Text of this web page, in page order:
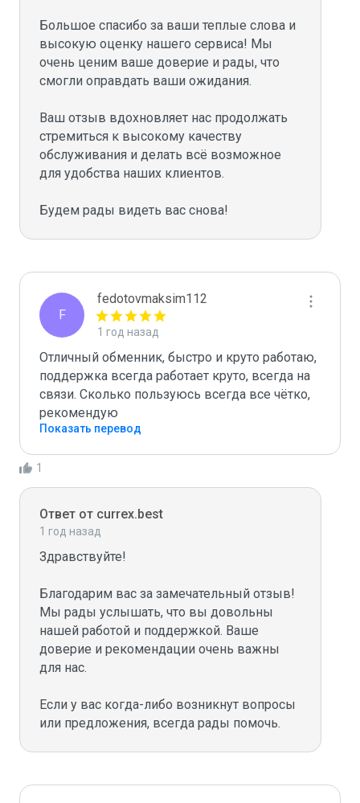
Большое спасибо за ваши теплые слова и
высокую оценку нашего сервиса! Мы
очень ценим ваше доверие и рады, что
смогли оправдать ваши ожидания.
Ваш отзыв вдохновляет нас продолжать
стремиться к высокому качеству
обслуживания и делать всё возможное
для удобства наших клиентов.
Будем рады видеть вас снова!
F
fedotovmaksim112
1 год назад
Отличный обменник, быстро и круто работаю,
поддержка всегда работает круто, всегда на
связи. Сколько пользуюсь всегда все чётко,
рекомендую
Показать перевод
1
Ответ от currex.best
1 год назад
Здравствуйте!
Благодарим вас за замечательный отзыв!
Мы рады услышать, что вы довольны
нашей работой и поддержкой. Ваше
доверие и рекомендации очень важны
для нас.
Если у вас когда-либо возникнут вопросы